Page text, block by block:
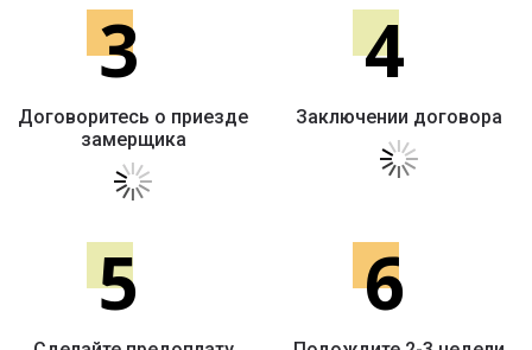
3
Договоритесь о приезде
замерщика
4
Заключении договора
5 6